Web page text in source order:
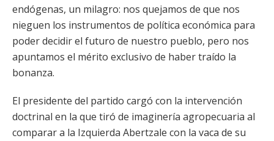
endógenas, un milagro: nos quejamos de que nos
nieguen los instrumentos de política económica para
poder decidir el futuro de nuestro pueblo, pero nos
apuntamos el mérito exclusivo de haber traído la
bonanza.
El presidente del partido cargó con la intervención
doctrinal en la que tiró de imaginería agropecuaria al
comparar a la Izquierda Abertzale con la vaca de su